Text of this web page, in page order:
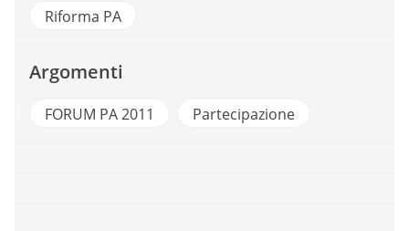
Riforma PA
Argomenti
FORUM PA 2011 Partecipazione